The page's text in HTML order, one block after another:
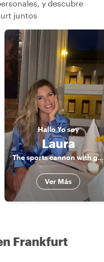
y descubre
juntos
HalloYo soy
Laura
The sports cannon with good taste
Ver Más
Frankfurt